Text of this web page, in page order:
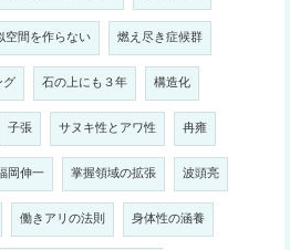
空間を作らない 燃え尽き症候群
グ 石の上にも３年 構造化
子張 サヌキ性とアワ性 冉雍
岡伸一 掌握領域の拡張 波頭亮
働きアリの法則 身体性の涵養